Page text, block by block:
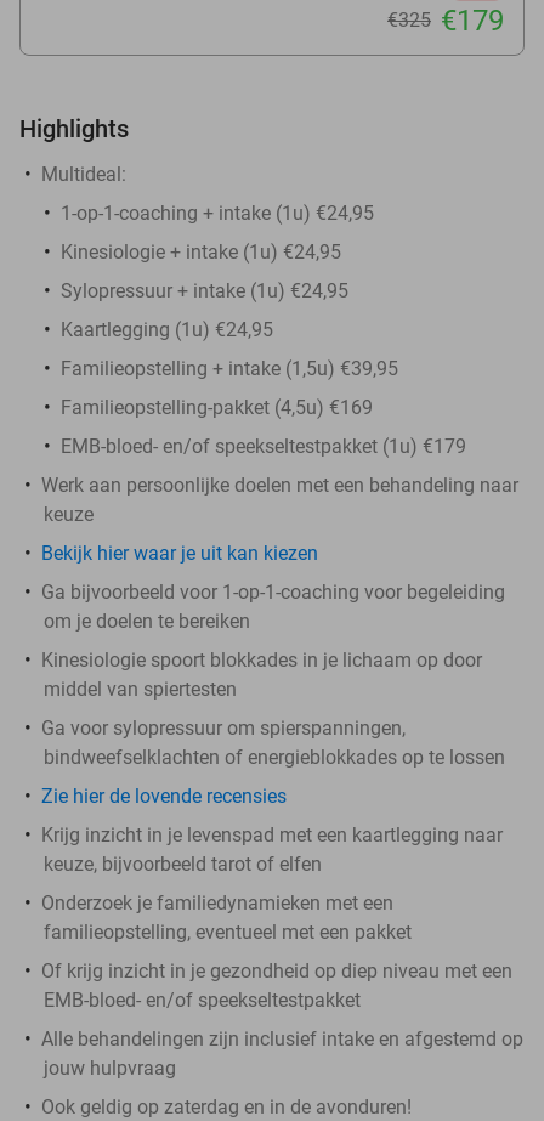
€325 €179
Highlights
Multideal:
1-op-1-coaching + intake (1u) €24,95
Kinesiologie + intake (1u) €24,95
Sylopressuur + intake (1u) €24,95
Kaartlegging (1u) €24,95
Familieopstelling + intake (1,5u) €39,95
Familieopstelling-pakket (4,5u) €169
EMB-bloed- en/of speekseltestpakket (1u) €179
Werk aan persoonlijke doelen met een behandeling naar
keuze
Bekijk hier waar je uit kan kiezen
Ga bijvoorbeeld voor 1-op-1-coaching voor begeleiding
om je doelen te bereiken
Kinesiologie spoort blokkades in je lichaam op door
middel van spiertesten
Ga voor sylopressuur om spierspanningen,
bindweefselklachten of energieblokkades op te lossen
Zie hier de lovende recensies
Krijg inzicht in je levenspad met een kaartlegging naar
keuze, bijvoorbeeld tarot of elfen
Onderzoek je familiedynamieken met een
familieopstelling, eventueel met een pakket
Of krijg inzicht in je gezondheid op diep niveau met een
EMB-bloed- en/of speekseltestpakket
Alle behandelingen zijn inclusief intake en afgestemd op
jouw hulpvraag
Ook geldig op zaterdag en in de avonduren!